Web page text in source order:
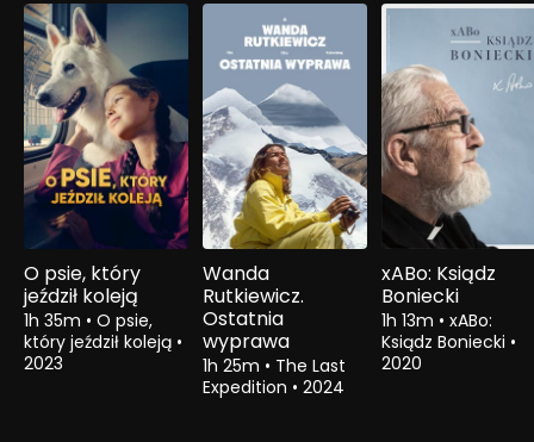
O psie, który
jeździł koleją
1h 35m • O psie,
który jeździł koleją •
2023
Wanda
Rutkiewicz.
Ostatnia
wyprawa
1h 25m • The Last
Expedition • 2024
xABo: Ksiądz
Boniecki
1h 13m • xABo:
Ksiądz Boniecki •
2020